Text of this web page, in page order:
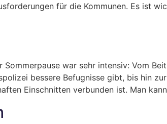
für die Kommunen. Es ist
war sehr intensiv: Vom
bessere Befugnisse gibt, bis hin
Einschnitten verbunden ist. Man